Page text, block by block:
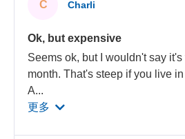
C Charli
Ok, but expensive
Seems ok, but I wouldn't say
month. That's steep if you live
A...
更多